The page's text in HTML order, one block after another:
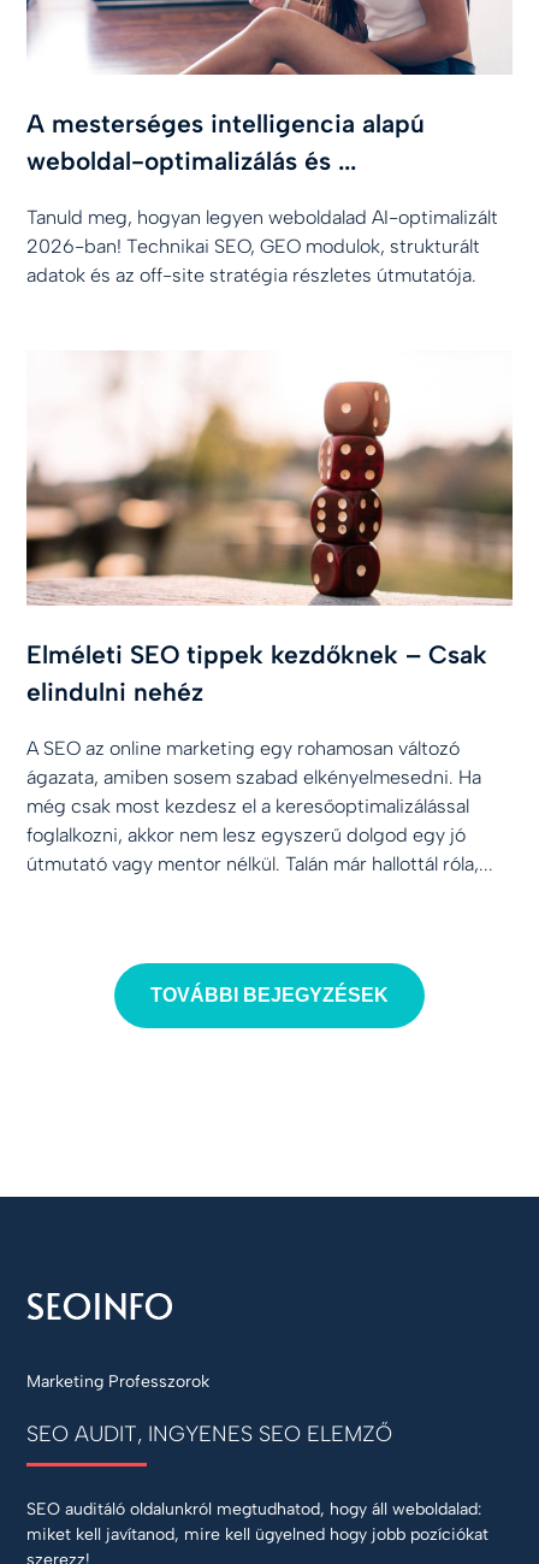
A mesterséges intelligencia alapú
weboldal-optimalizálás és ...
Tanuld meg, hogyan legyen weboldalad AI-optimalizált
2026-ban! Technikai SEO, GEO modulok, strukturált
adatok és az off-site stratégia részletes útmutatója.
Elméleti SEO tippek kezdőknek – Csak
elindulni nehéz
A SEO az online marketing egy rohamosan változó
ágazata, amiben sosem szabad elkényelmesedni. Ha
még csak most kezdesz el a keresőoptimalizálással
foglalkozni, akkor nem lesz egyszerű dolgod egy jó
útmutató vagy mentor nélkül. Talán már hallottál róla,...
TOVÁBBI BEJEGYZÉSEK
Marketing Professzorok
SEO AUDIT, INGYENES SEO ELEMZŐ
SEO auditáló oldalunkról megtudhatod, hogy áll weboldalad:
miket kell javítanod, mire kell ügyelned hogy jobb pozíciókat
szerezz!